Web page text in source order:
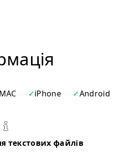
MAC iPhone Android
текстових файлів